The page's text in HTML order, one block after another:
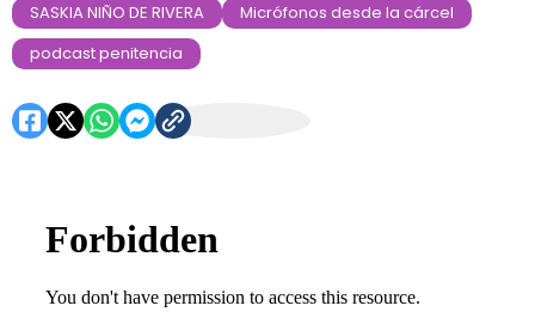
SASKIA NIÑO DE RIVERA
Micrófonos desde la cárcel
podcast penitencia